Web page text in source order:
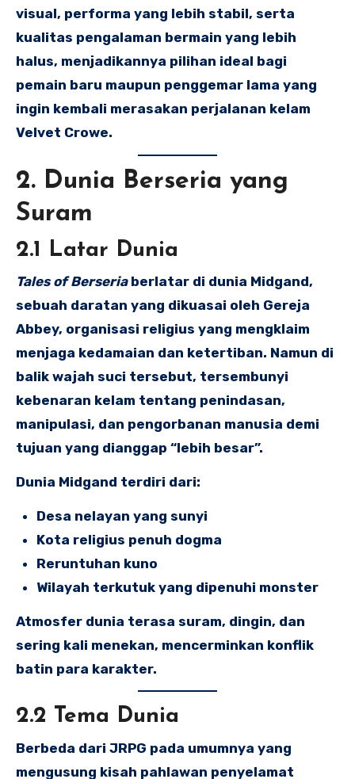
visual, performa yang lebih stabil, serta
kualitas pengalaman bermain yang lebih
halus, menjadikannya pilihan ideal bagi
pemain baru maupun penggemar lama yang
ingin kembali merasakan perjalanan kelam
Velvet Crowe.
2. Dunia Berseria yang
Suram
2.1 Latar Dunia
Tales of Berseriaberlatar di dunia Midgand,
sebuah daratan yang dikuasai oleh Gereja
Abbey, organisasi religius yang mengklaim
menjaga kedamaian dan ketertiban. Namun di
balik wajah suci tersebut, tersembunyi
kebenaran kelam tentang penindasan,
manipulasi, dan pengorbanan manusia demi
tujuan yang dianggap “lebih besar”.
Dunia Midgand terdiri dari:
Desa nelayan yang sunyi
Kota religius penuh dogma
Reruntuhan kuno
Wilayah terkutuk yang dipenuhi monster
Atmosfer dunia terasa suram, dingin, dan
sering kali menekan, mencerminkan konflik
batin para karakter.
2.2 Tema Dunia
Berbeda dari JRPG pada umumnya yang
mengusung kisah pahlawan penyelamat